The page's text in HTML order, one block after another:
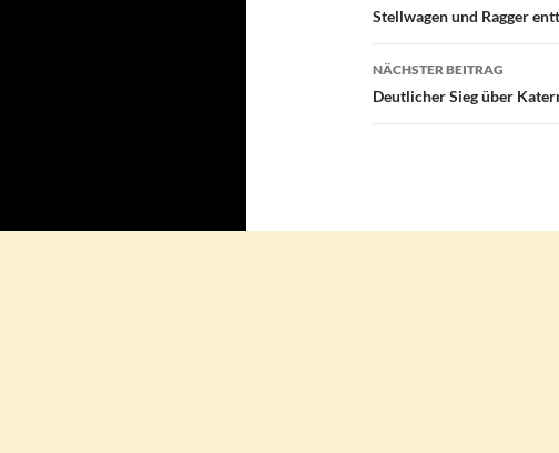
Stellwagen und Ragger
NÄCHSTER BEITRAG
Deutlicher Sieg über